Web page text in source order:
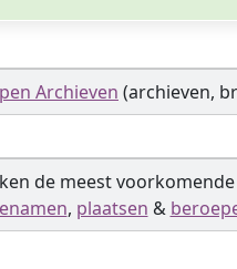
Archieven (archieven,
de meest voorkomende
, plaatsen &